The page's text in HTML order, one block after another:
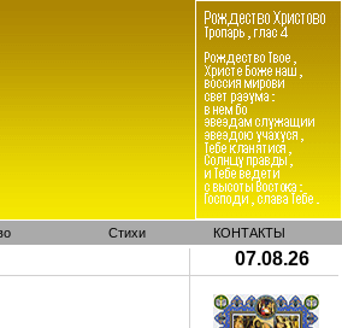
Стихи КОНТАКТЫ
07.08.26